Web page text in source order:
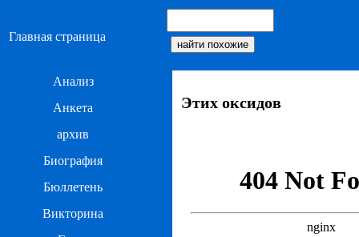
Главная страница
Анализ
Анкета
архив
Биография
Бюллетень
Викторина
Этих оксидов